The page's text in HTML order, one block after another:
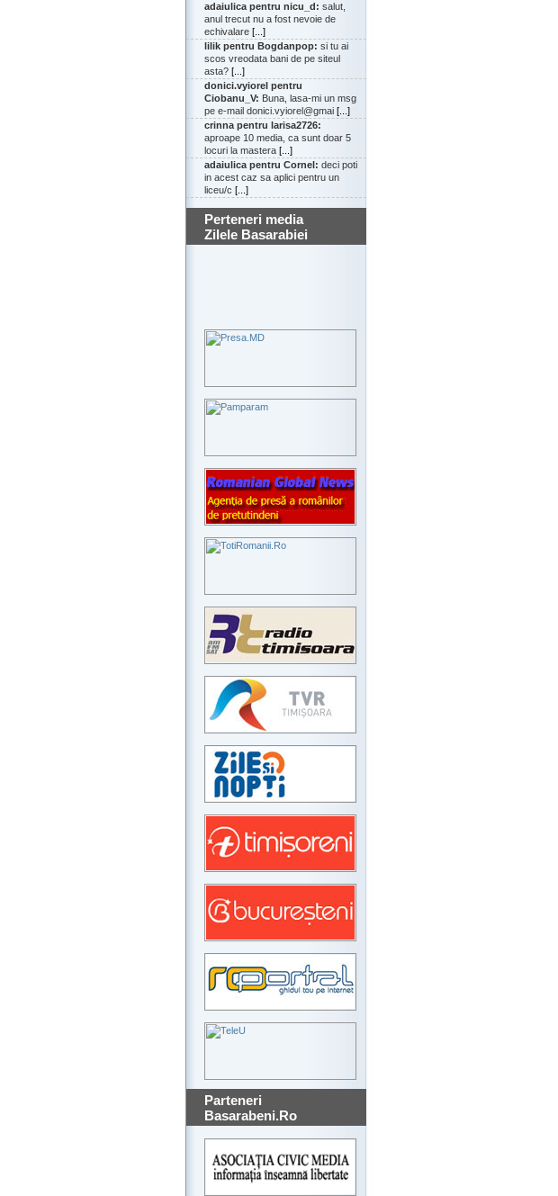
adaiulica pentru nicu_d: salut,
anul trecut nu a fost nevoie de
echivalare [...]
lilik pentru Bogdanpop: si tu ai
scos vreodata bani de pe siteul
asta? [...]
donici.vyiorel pentru
Ciobanu_V: Buna, lasa-mi un msg
pe e-mail donici.vyiorel@gmai [...]
crinna pentru larisa2726:
aproape 10 media, ca sunt doar 5
locuri la mastera [...]
adaiulica pentru Cornel: deci poti
in acest caz sa aplici pentru un
liceu/c [...]
Perteneri media
Zilele Basarabiei
Parteneri
Basarabeni.Ro